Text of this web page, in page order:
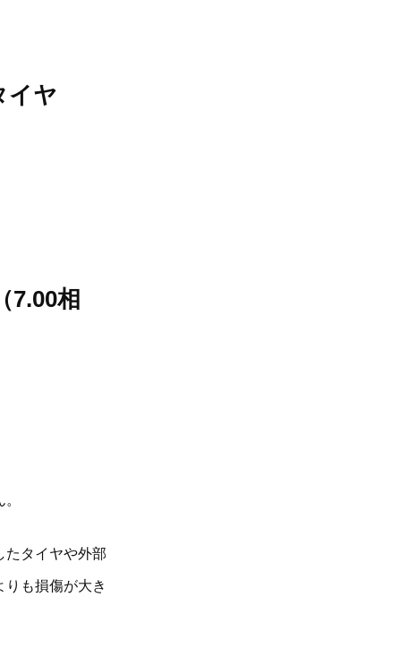
イヤ
7.00相
たタイヤや外部
も損傷が大き